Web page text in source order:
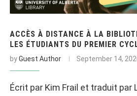
ACCÈS À DISTANCE À LA
LES ÉTUDIANTS DU PREMIER
byGuest Author September 14,
Écrit par Kim Frail et traduit par